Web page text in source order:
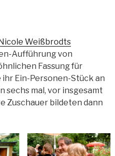
Nicole Weißbrodts
Aufführung von
Fassung für
Ein-Personen-Stück an
sechs mal, vor insgesamt
Zuschauer bildeten dann